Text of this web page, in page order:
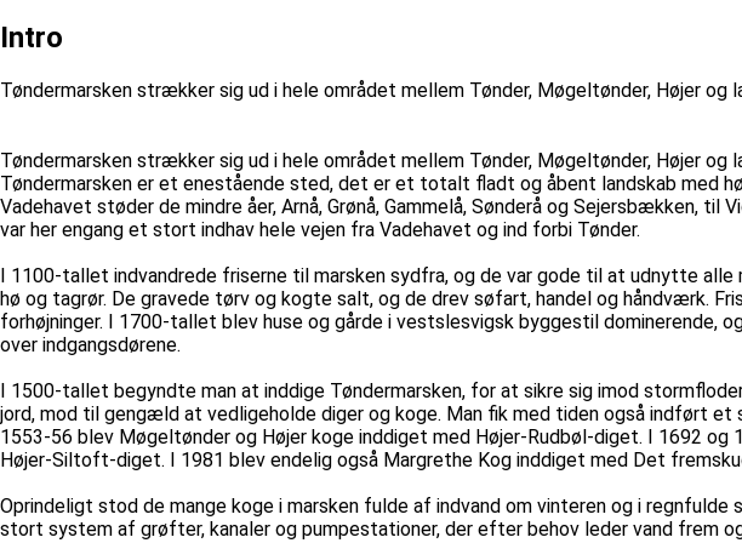
Intro
Tøndermarsken strækker sig ud i hele området mellem Tønder, Møgeltønder, Højer
Tøndermarsken strækker sig ud i hele området mellem Tønder, Møgeltønder, Højer
Tøndermarsken er et enestående sted, det er et totalt fladt og åbent landskab med
Vadehavet støder de mindre åer, Arnå, Grønå, Gammelå, Sønderå og Sejersbækken,
var her engang et stort indhav hele vejen fra Vadehavet og ind forbi Tønder.
I 1100-tallet indvandrede friserne til marsken sydfra, og de var gode til at udnytte
hø og tagrør. De gravede tørv og kogte salt, og de drev søfart, handel og håndværk.
forhøjninger. I 1700-tallet blev huse og gårde i vestslesvigsk byggestil dominerende,
over indgangsdørene.
I 1500-tallet begyndte man at inddige Tøndermarsken, for at sikre sig imod
jord, mod til gengæld at vedligeholde diger og koge. Man fik med tiden også indført
1553-56 blev Møgeltønder og Højer koge inddiget med Højer-Rudbøl-diget. I 1692
Højer-Siltoft-diget. I 1981 blev endelig også Margrethe Kog inddiget med Det
Oprindeligt stod de mange koge i marsken fulde af indvand om vinteren og i
stort system af grøfter, kanaler og pumpestationer, der efter behov leder vand frem